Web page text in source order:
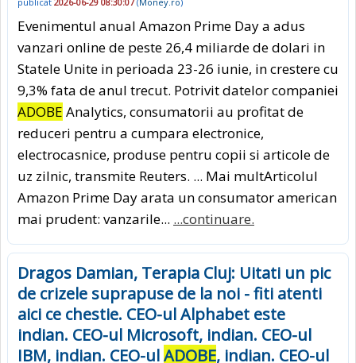
Evenimentul anual Amazon Prime Day a adus
vanzari online de peste 26,4 miliarde de dolari in
Statele Unite in perioada 23-26 iunie, in crestere cu
9,3% fata de anul trecut. Potrivit datelor companiei
ADOBE Analytics, consumatorii au profitat de
reduceri pentru a cumpara electronice,
electrocasnice, produse pentru copii si articole de
uz zilnic, transmite Reuters. ... Mai multArticolul
Amazon Prime Day arata un consumator american
mai prudent: vanzarile... ...continuare.
Dragos Damian, Terapia Cluj: Uitati un pic
de crizele suprapuse de la noi - fiti atenti
aici ce chestie. CEO-ul Alphabet este
indian. CEO-ul Microsoft, indian. CEO-ul
IBM, indian. CEO-ulADOBE, indian. CEO-ul